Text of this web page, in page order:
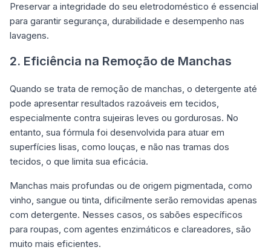
Preservar a integridade do seu eletrodoméstico é essencial
para garantir segurança, durabilidade e desempenho nas
lavagens.
2. Eficiência na Remoção de Manchas
Quando se trata de remoção de manchas, o detergente até
pode apresentar resultados razoáveis em tecidos,
especialmente contra sujeiras leves ou gordurosas. No
entanto, sua fórmula foi desenvolvida para atuar em
superfícies lisas, como louças, e não nas tramas dos
tecidos, o que limita sua eficácia.
Manchas mais profundas ou de origem pigmentada, como
vinho, sangue ou tinta, dificilmente serão removidas apenas
com detergente. Nesses casos, os sabões específicos
para roupas, com agentes enzimáticos e clareadores, são
muito mais eficientes.